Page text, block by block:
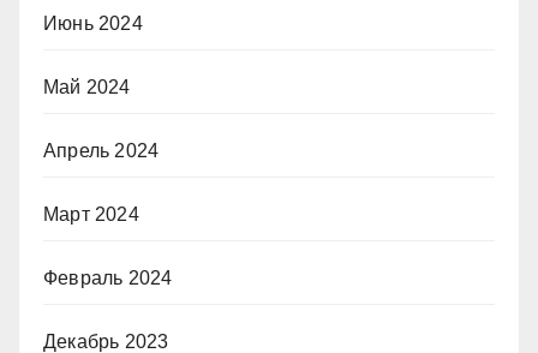
Июнь 2024
Май 2024
Апрель 2024
Март 2024
Февраль 2024
Декабрь 2023